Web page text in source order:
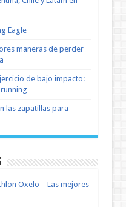
Eagle
maneras de perder
de bajo impacto:
las zapatillas para
Oxelo – Las mejores